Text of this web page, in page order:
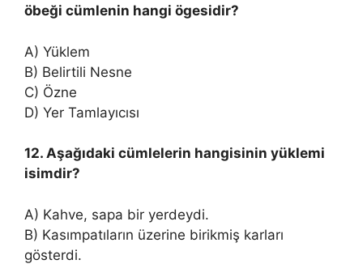
öbeği cümlenin hangi ögesidir?
A) Yüklem
B) Belirtili Nesne
C) Özne
D) Yer Tamlayıcısı
12. Aşağıdaki cümlelerin hangisinin yüklemi
isimdir?
A) Kahve, sapa bir yerdeydi.
B) Kasımpatıların üzerine birikmiş karları
gösterdi.